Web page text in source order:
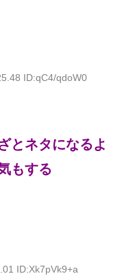
ID:qC4/qdoW0
とネタになるよ
もする
ID:Xk7pVk9+a